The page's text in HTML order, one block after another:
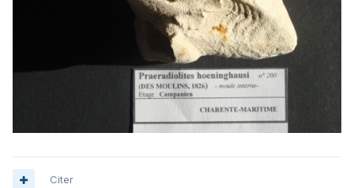
Citer